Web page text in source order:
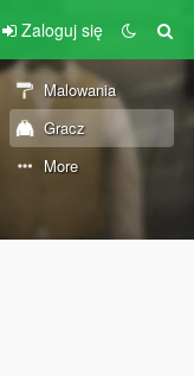
Zaloguj się
Malowania
Gracz
More